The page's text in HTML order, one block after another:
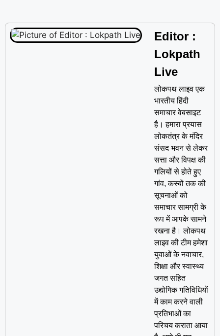
Editor :
Lokpath
Live
लोकपथ लाइव एक
भारतीय हिंदी
समाचार वेबसाइट
है। हमारा प्रयास
लोकतंत्र के मंदिर
संसद भवन से लेकर
सत्ता और विपक्ष की
गलियों से होते हुए
गांव, कस्बों तक की
सूचनाओं को
समाचार सामग्री के
रूप में आपके सामने
रखना है। लोकपथ
लाइव की टीम हमेशा
युवाओं के नवाचार,
शिक्षा और स्वास्थ्य
जगत सहित
उद्योगिक गतिविधियों
में काम करने वाली
प्रतिभाओं का
परिचय कराता आया